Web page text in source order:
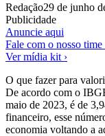
Redação29 de junho
Publicidade
Anuncie aqui
Fale com o nosso
Ver mídia kit ›
O que fazer para
De acordo com o
maio de 2023, é de
financeiro, esse
economia voltando a